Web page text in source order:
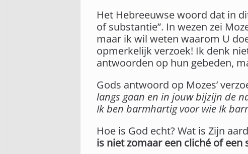
Het Hebreeuwse woord dat in
of substantie”. In wezen zei
maar ik wil weten waarom U
opmerkelijk verzoek! Ik denk
antwoorden op hun gebeden,
Gods antwoord op Mozes’
langs gaan en in jouw bijzijn de
Ik ben barmhartig voor wie Ik
Hoe is God echt? Wat is Zijn
is niet zomaar een cliché of een